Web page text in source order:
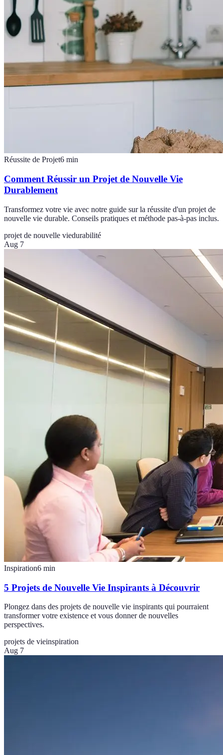
Réussite de Projet6 min
Comment Réussir un Projet de Nouvelle Vie
Durablement
Transformez votre vie avec notre guide sur la réussite d'un projet de
nouvelle vie durable. Conseils pratiques et méthode pas-à-pas inclus.
projet de nouvelle viedurabilité
Aug 7
Inspiration6 min
5 Projets de Nouvelle Vie Inspirants à Découvrir
Plongez dans des projets de nouvelle vie inspirants qui pourraient
transformer votre existence et vous donner de nouvelles
perspectives.
projets de vieinspiration
Aug 7